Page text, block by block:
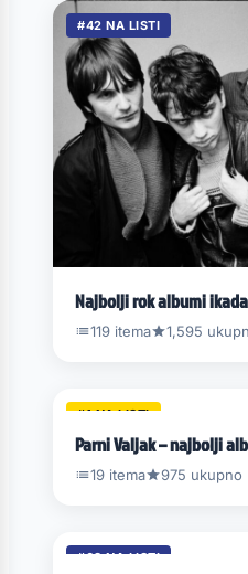
#42 NA LISTI
Najbolji rok albumi ikada
119 itema 1,595
#1 NA LISTI
Parni Valjak – najbolji
19 itema 975 ukupno
#68 NA LISTI